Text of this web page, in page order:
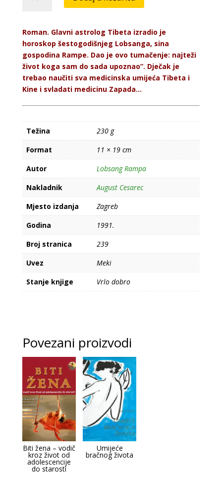
Roman. Glavni astrolog Tibeta izradio je
horoskop šestogodišnjeg Lobsanga, sina
gospodina Rampe. Dao je ovo tumačenje: najteži
život koga sam do sada upoznao”. Dječak je
trebao naučiti sva medicinska umijeća Tibeta i
Kine i svladati medicinu Zapada...
Težina
230 g
Format
11 × 19 cm
Autor
Lobsang Rampa
Nakladnik
August Cesarec
Mjesto izdanja
Zagreb
Godina
1991.
Broj stranica
239
Uvez
Meki
Stanje knjige
Vrlo dobro
Povezani proizvodi
Biti žena – vodič
kroz život od
adolescencije
do starosti
Umijeće
bračnog života